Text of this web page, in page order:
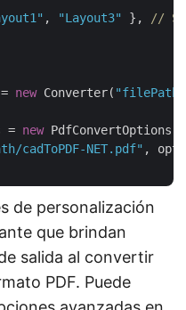
, "Layout3" },
//
new Converter( "filePath/
=
new
cadToPDF-NET.pdf" ,
de personalización
que brindan
salida al convertir
PDF. Puede